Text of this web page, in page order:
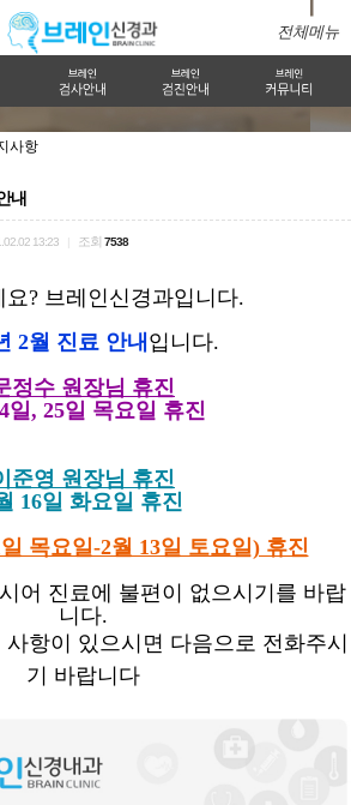
전체메뉴
사항
내
13:23 조회 7538
요? 브레인신경과입니다.
2월 진료 안내 입니다.
정수 원장님 휴진
일, 25일 목요일 휴진
준영 원장님 휴진
16일 화요일 휴진
목요일-2월 13일 토요일) 휴진
어 진료에 불편이 없으시기를 바랍
니다.
항이 있으시면 다음으로 전화주시
기 바랍니다